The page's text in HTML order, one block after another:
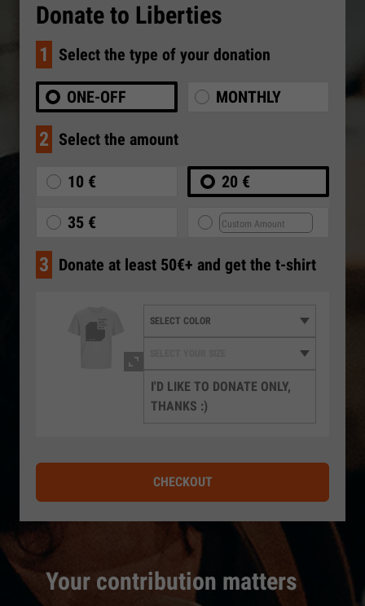
Your contribution matters
Donate to Liberties
1 Select the type of your donation
ONE-OFF MONTHLY
2 Select the amount
10 € 20 €
35 €
3 Donate at least 50€+ and get the t-shirt
I'D LIKE TO DONATE ONLY,
THANKS :)
CHECKOUT